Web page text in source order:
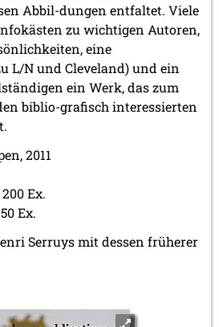
Abbil-dungen entfaltet. Viele
zu wichtigen Autoren,
eine
L/N und Cleveland) und ein
ein Werk, das zum
biblio-grafisch interessierten
2011
Ex.
Ex.
Serruys mit dessen früherer